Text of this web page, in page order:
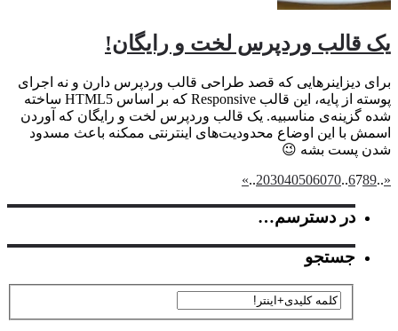
یک قالب وردپرس لخت و رایگان!
برای دیزاینرهایی که قصد طراحی قالب وردپرس دارن و نه اجرای
پوسته از پایه، این قالب Responsive که بر اساس HTML5 ساخته
شده گزینه‌ی مناسبیه. یک قالب وردپرس لخت و رایگان که آوردن
اسمش با این اوضاع محدودیت‌های اینترنتی ممکنه باعث مسدود
شدن پست بشه 😉
«
..
6789
..
203040506070
..
»
در دسترسم…
جستجو